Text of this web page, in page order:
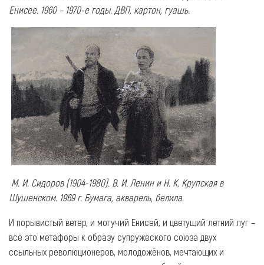
Енисее. 1960 – 1970-е годы. ДВП, картон, гуашь.
М. И. Сидоров (1904-1980). В. И. Ленин и Н. К. Крупская в
Шушенском. 1969 г. Бумага, акварель, белила.
И порывистый ветер, и могучий Енисей, и цветущий летний луг –
всё это метафоры к образу супружеского союза двух
ссыльных революционеров, молодожёнов, мечтающих и